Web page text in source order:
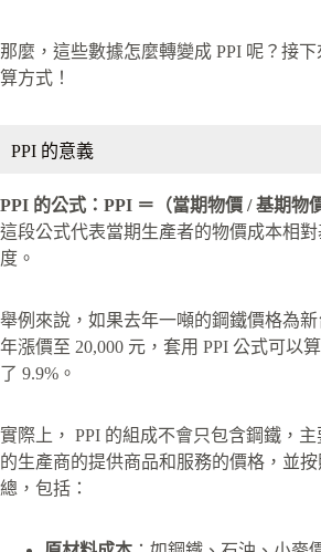
那麼，這些數據怎麼轉變成 PPI 呢？接
算方式！
PPI 的意義
PPI 的公式：PPI ＝（當期物價 / 基期物
這段公式代表當期生產者的物價成本相
度。
舉例來說，如果去年一噸的鋼鐵價格為新
年漲價至 20,000 元，套用 PPI 公式可以
了 9.9%。
實際上， PPI 的組成不會只包含鋼鐵，
的生產商的提供商品和服務的價格，並
總，包括：